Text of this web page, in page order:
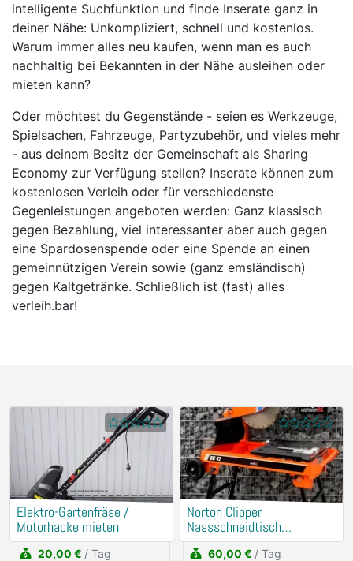
intelligente Suchfunktion und finde Inserate ganz in
deiner Nähe: Unkompliziert, schnell und kostenlos.
Warum immer alles neu kaufen, wenn man es auch
nachhaltig bei Bekannten in der Nähe ausleihen oder
mieten kann?
Oder möchtest du Gegenstände - seien es Werkzeuge,
Spielsachen, Fahrzeuge, Partyzubehör, und vieles mehr
- aus deinem Besitz der Gemeinschaft als Sharing
Economy zur Verfügung stellen? Inserate können zum
kostenlosen Verleih oder für verschiedenste
Gegenleistungen angeboten werden: Ganz klassisch
gegen Bezahlung, viel interessanter aber auch gegen
eine Spardosenspende oder eine Spende an einen
gemeinnützigen Verein sowie (ganz emsländisch)
gegen Kaltgetränke. Schließlich ist (fast) alles
verleih.bar!
Elektro-Gartenfräse /
Motorhacke mieten
20,00 € / Tag
Norton Clipper
Nassschneidtisch
Pflasterschneider
60,00 € / Tag